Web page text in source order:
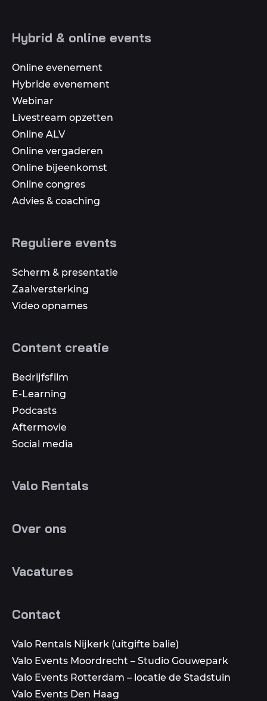
media
Hybrid & online events
Online evenement
Hybride evenement
Webinar
Livestream opzetten
Online ALV
Online vergaderen
Online bijeenkomst
Online congres
Advies & coaching
Reguliere events
Scherm & presentatie
Zaalversterking
Video opnames
Content creatie
Bedrijfsfilm
E-Learning
Podcasts
Aftermovie
Social media
Valo Rentals
Over ons
Vacatures
Contact
Valo Rentals Nijkerk (uitgifte balie)
Valo Events Moordrecht – Studio Gouwepark
Valo Events Rotterdam – locatie de Stadstuin
Valo Events Den Haag